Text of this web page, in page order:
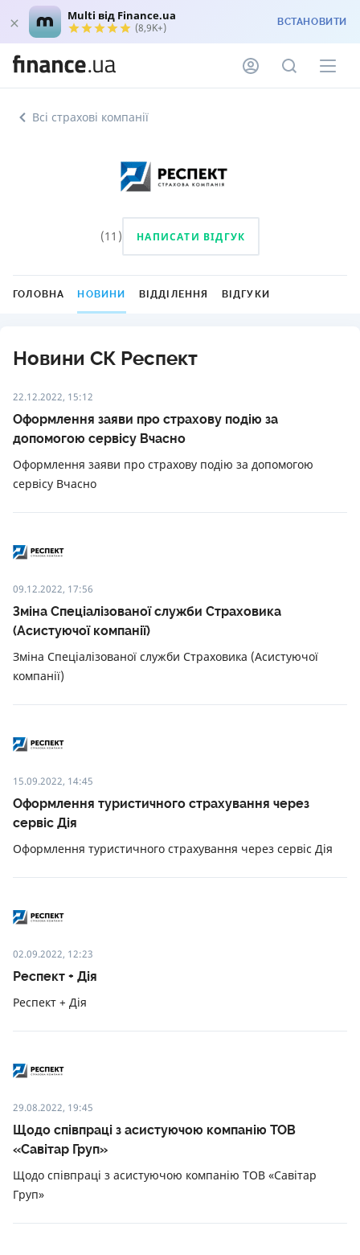
Multi від Finance.ua
(8,9K+) ВСТАНОВИТИ
Всі страхові компанії
(11 ) НАПИСАТИ ВІДГУК
ГОЛОВНА НОВИНИ ВІДДІЛЕННЯ ВІДГУКИ
Новини СК Респект
22.12.2022, 15:12
Оформлення заяви про страхову подію за
допомогою сервісу Вчасно
Оформлення заяви про страхову подію за допомогою
сервісу Вчасно
09.12.2022, 17:56
Зміна Спеціалізованої служби Страховика
(Асистуючої компанії)
Зміна Спеціалізованої служби Страховика (Асистуючої
компанії)
15.09.2022, 14:45
Оформлення туристичного страхування через
сервіс Дія
Оформлення туристичного страхування через сервіс Дія
02.09.2022, 12:23
Респект + Дія
Респект + Дія
29.08.2022, 19:45
Щодо співпраці з асистуючою компанію ТОВ
«Савітар Груп»
Щодо співпраці з асистуючою компанію ТОВ «Савітар
Груп»